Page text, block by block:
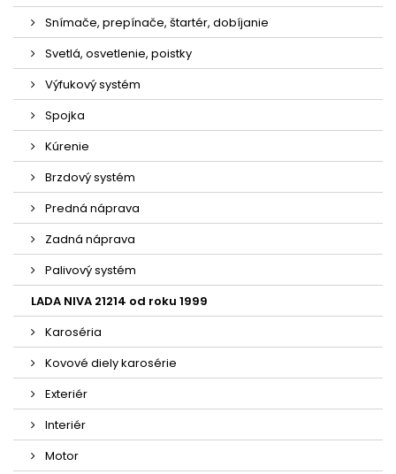
Snímače, prepínače, štartér, dobíjanie
Svetlá, osvetlenie, poistky
Výfukový systém
Spojka
Kúrenie
Brzdový systém
Predná náprava
Zadná náprava
Palivový systém
LADA NIVA 21214 od roku 1999
Karoséria
Kovové diely karosérie
Exteriér
Interiér
Motor